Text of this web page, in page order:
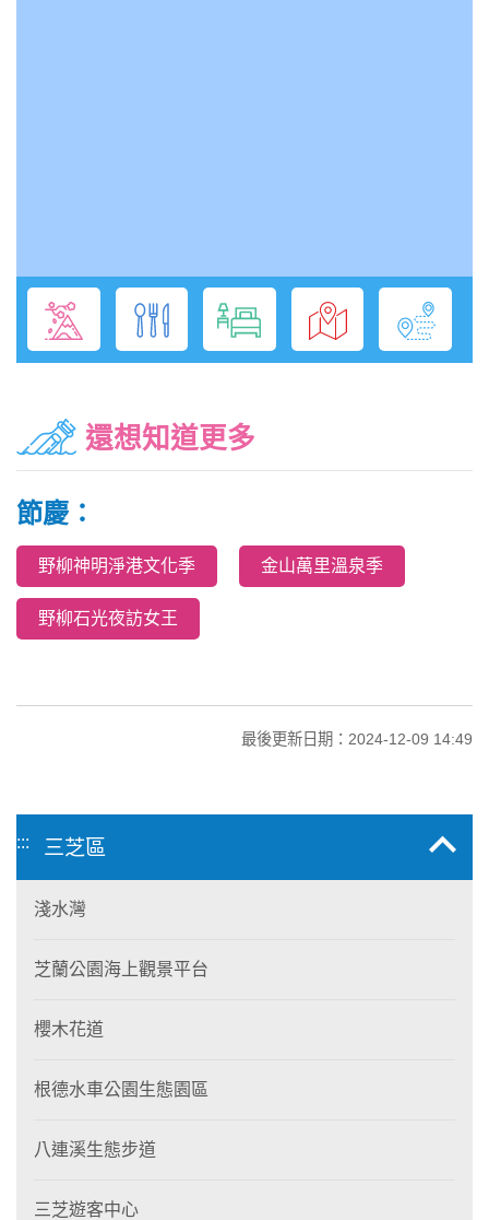
還想知道更多
節慶：
野柳神明淨港文化季 金山萬里溫泉季
野柳石光夜訪女王
最後更新日期：2024-12-09 14:49
::: 三芝區
淺水灣
芝蘭公園海上觀景平台
櫻木花道
根德水車公園生態園區
八連溪生態步道
三芝遊客中心